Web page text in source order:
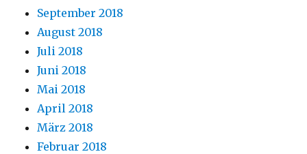
September 2018
August 2018
Juli 2018
Juni 2018
Mai 2018
April 2018
März 2018
Februar 2018